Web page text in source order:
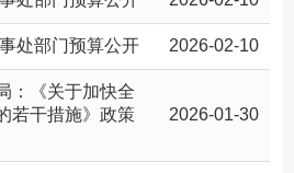
处部门预算公开 2026-02-10
：《关于加快全
若干措施》政策
2026-01-30